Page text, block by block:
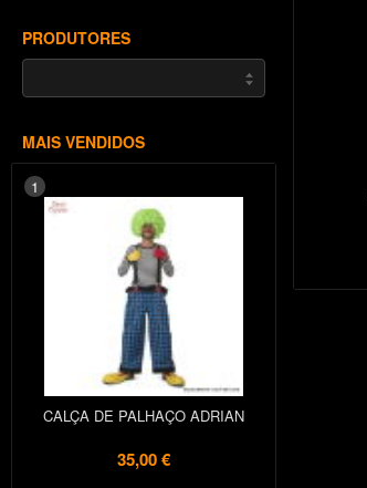
PRODUTORES
MAIS VENDIDOS
1
CALÇA DE PALHAÇO ADRIAN
35,00 €